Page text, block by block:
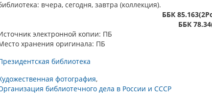
вчера, сегодня, завтра (коллекция).
ББК
ББК
электронной копии: ПБ
хранения оригинала: ПБ
библиотека
фотография
библиотечного дела в России и СССР